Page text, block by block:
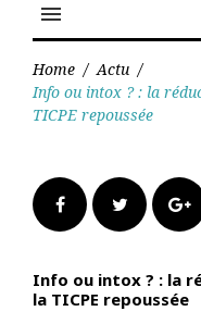
menu
Home / Actu /
Info ou intox ? : la
TICPE repoussée
FacebookTwitter
Info ou intox ? : la
la TICPE repoussée